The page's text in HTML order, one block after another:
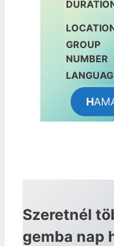
GROUP
NUMBER
H
Szeretnél
gemba nap